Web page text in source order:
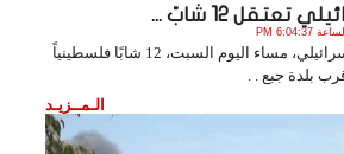
تعتقل 12 شابً ...
اعتقلت قوات العدو الإسرائيلي، مساء اليوم السبت، 12 شابًا فلسطينياً
بلدة جبع . .
الـمــزيـد